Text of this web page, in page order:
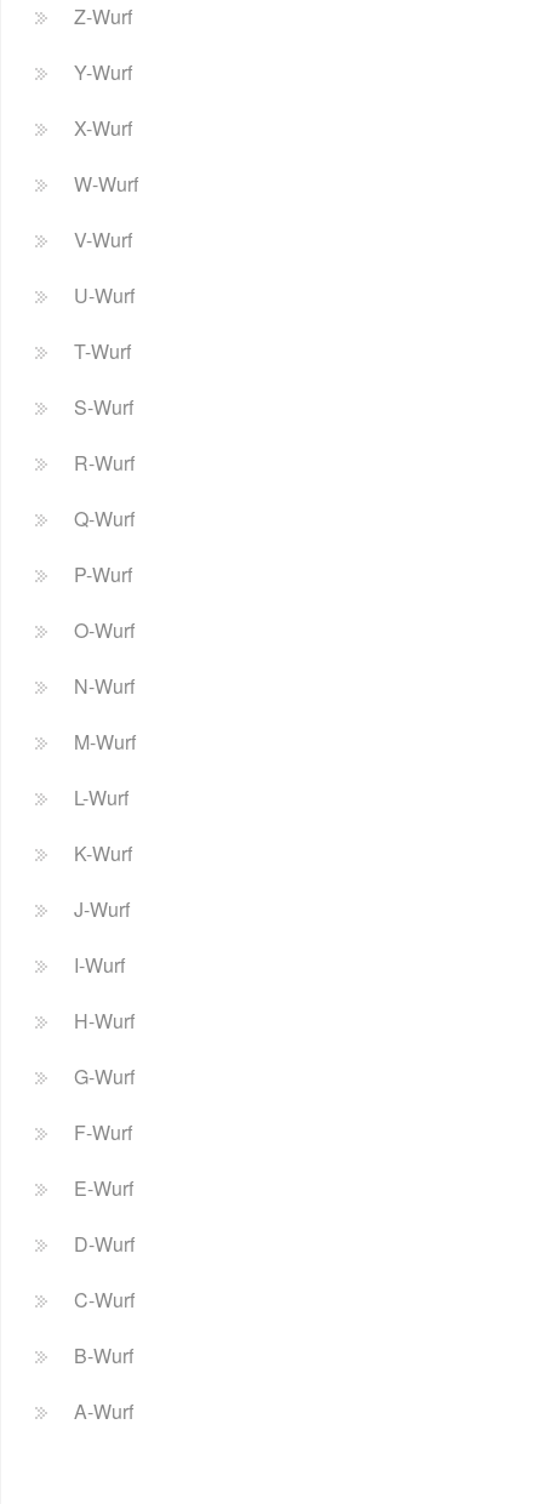
Z-Wurf
Y-Wurf
X-Wurf
W-Wurf
V-Wurf
U-Wurf
T-Wurf
S-Wurf
R-Wurf
Q-Wurf
P-Wurf
O-Wurf
N-Wurf
M-Wurf
L-Wurf
K-Wurf
J-Wurf
I-Wurf
H-Wurf
G-Wurf
F-Wurf
E-Wurf
D-Wurf
C-Wurf
B-Wurf
A-Wurf